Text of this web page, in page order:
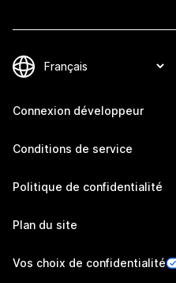
Connexion développeur
Conditions de service
Politique de confidentialité
Plan du site
Vos choix de confidentialité